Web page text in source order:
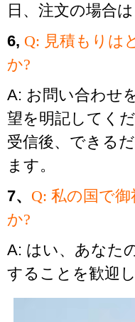
日、注文の場合
6, Q: 見積もりは
か?
A: お問い合わせ
望を明記してく
受信後、できる
ます。
7、 Q: 私の国で
か?
A: はい、あなた
することを歓迎し